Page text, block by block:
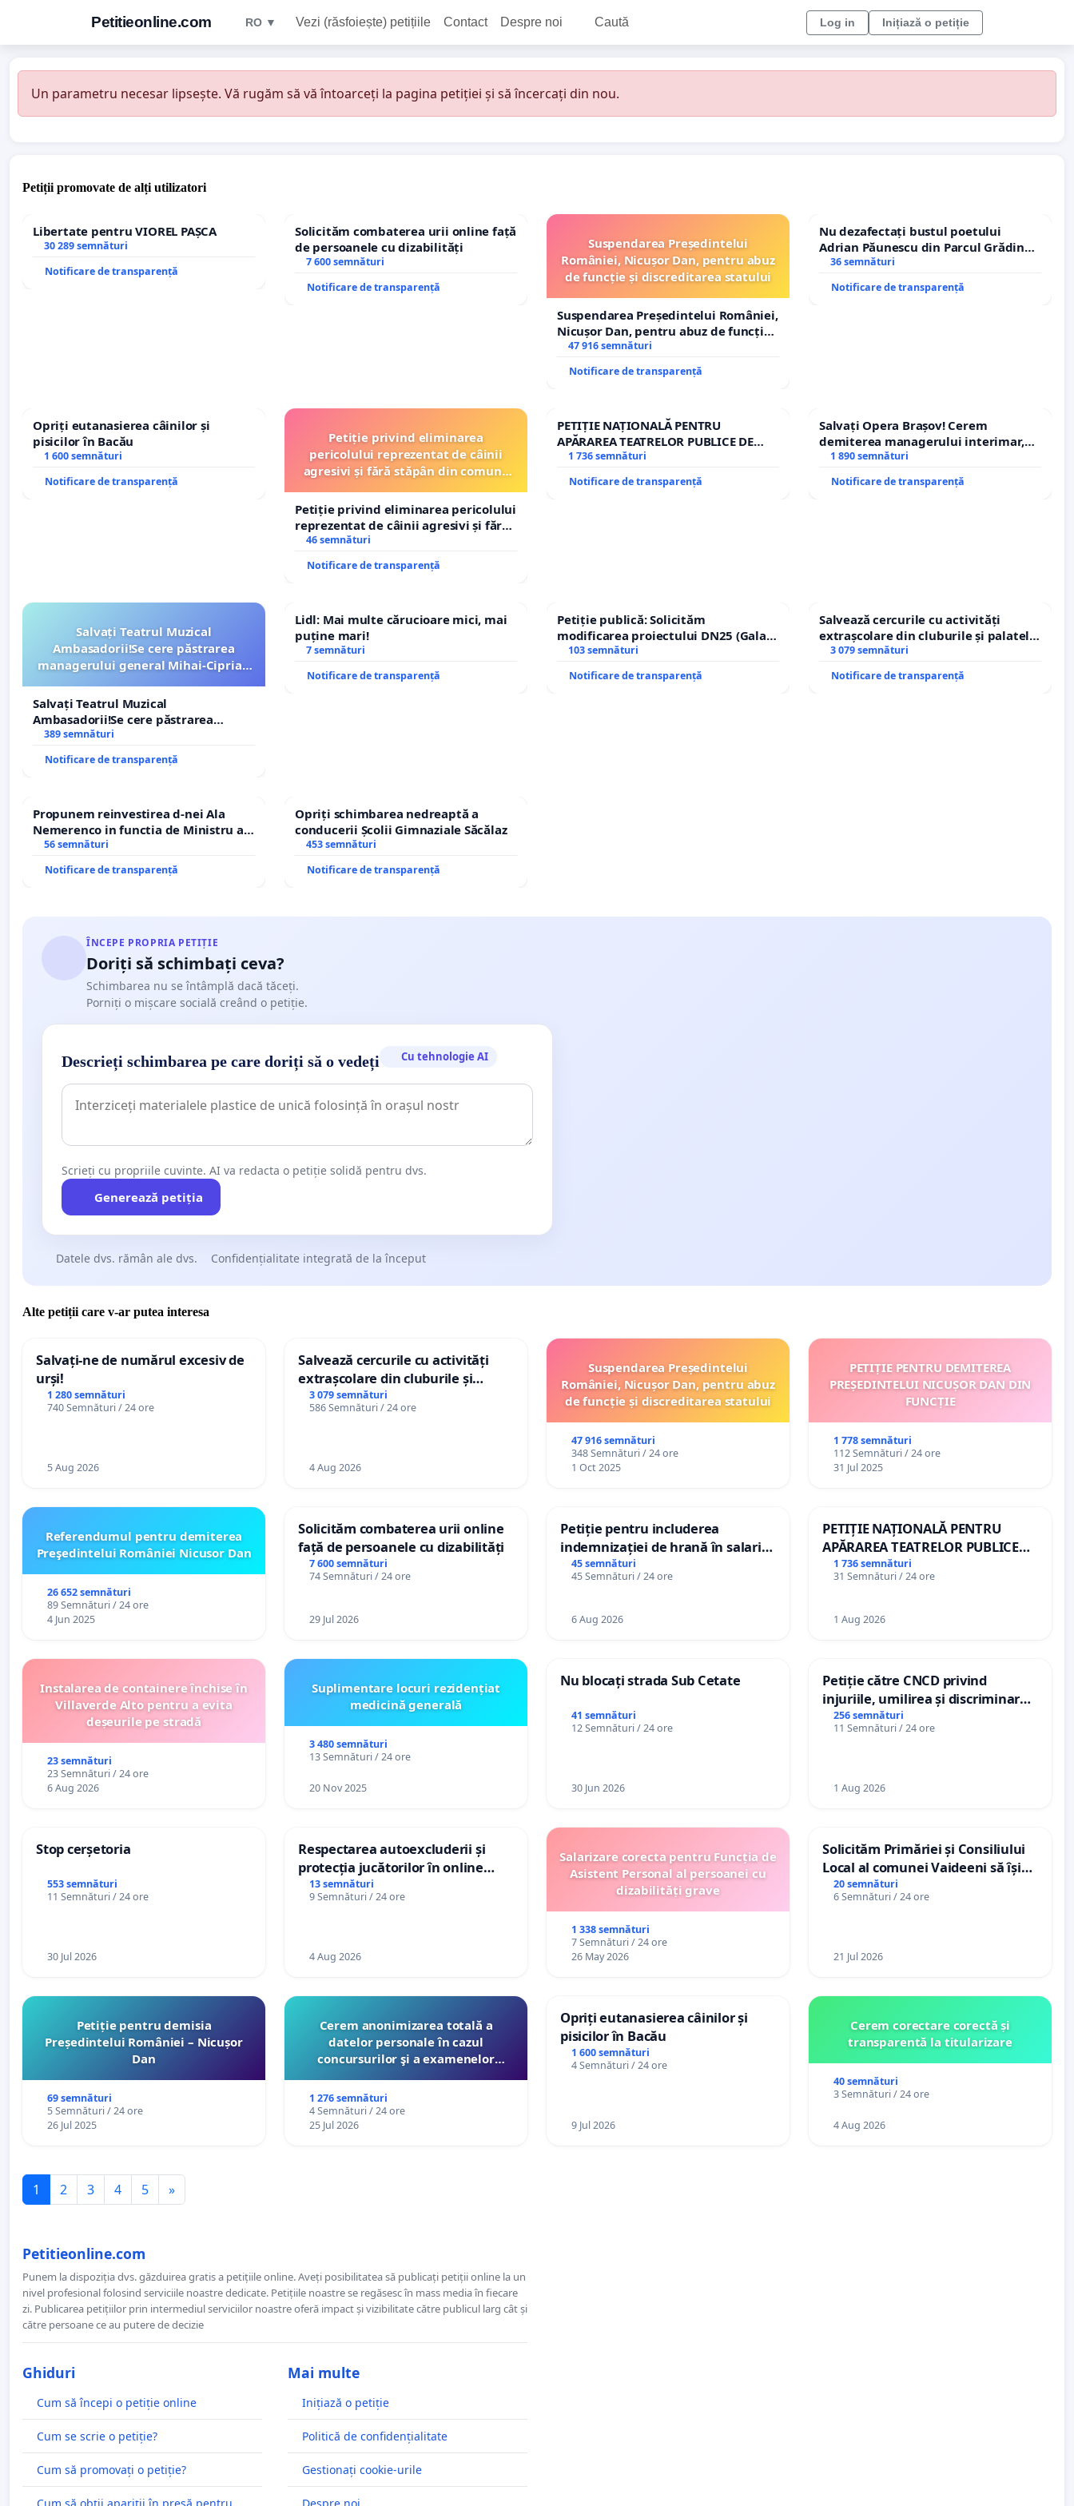
Petitieonline.com RO ▼ Vezi (răsfoiește) petițiile Contact Despre noi Caută Log in Inițiază o petiție
Un parametru necesar lipsește. Vă rugăm să vă întoarceți la pagina petiției și să încercați din nou.
Petiții promovate de alți utilizatori
Libertate pentru VIOREL PAȘCA
30 289 semnături
Notificare de transparență
Solicităm combaterea urii online față
de persoanele cu dizabilități
7 600 semnături
Notificare de transparență
Suspendarea Președintelui
României, Nicușor Dan, pentru abuz
de funcție și discreditarea statului
Suspendarea Președintelui României,
Nicușor Dan, pentru abuz de funcție
și discreditarea statului
47 916 semnături
Notificare de transparență
Nu dezafectați bustul poetului
Adrian Păunescu din Parcul Grădina
Icoanei! Stop cenzurii culturale!
36 semnături
Notificare de transparență
Opriți eutanasierea câinilor și
pisicilor în Bacău
1 600 semnături
Notificare de transparență
Petiție privind eliminarea
pericolului reprezentat de câinii
agresivi și fără stăpân din comuna
Petiție privind eliminarea pericolului
reprezentat de câinii agresivi și fără
stăpân din comuna Tunari
46 semnături
Notificare de transparență
PETIȚIE NAȚIONALĂ PENTRU
APĂRAREA TEATRELOR PUBLICE DE
REPERTORIU DIN ROMÂNIA
1 736 semnături
Notificare de transparență
Salvați Opera Brașov! Cerem
demiterea managerului interimar,
Petrean Lucian-Marius!
1 890 semnături
Notificare de transparență
Salvați Teatrul Muzical
Ambasadorii!Se cere păstrarea
managerului general Mihai-Ciprian
Salvați Teatrul Muzical
Ambasadorii!Se cere păstrarea
managerului general Mihai-Ciprian
ROGOJAN
389 semnături
Notificare de transparență
Lidl: Mai multe cărucioare mici, mai
puține mari!
7 semnături
Notificare de transparență
Petiție publică: Solicităm
modificarea proiectului DN25 (Galați
– Hanu Conachi) prin devierea
traseului în afara localităților!
103 semnături
Notificare de transparență
Salvează cercurile cu activități
extrașcolare din cluburile și palatele
copiilor
3 079 semnături
Notificare de transparență
Propunem reinvestirea d-nei Ala
Nemerenco in functia de Ministru al
Sanatatii
56 semnături
Notificare de transparență
Opriți schimbarea nedreaptă a
conducerii Școlii Gimnaziale Săcălaz
453 semnături
Notificare de transparență
ÎNCEPE PROPRIA PETIȚIE
Doriți să schimbați ceva?
Schimbarea nu se întâmplă dacă tăceți.
Porniți o mișcare socială creând o petiție.
Descrieți schimbarea pe care doriți să o vedeți Cu tehnologie AI
Scrieți cu propriile cuvinte. AI va redacta o petiție solidă pentru dvs.
Generează petiția
Datele dvs. rămân ale dvs. Confidențialitate integrată de la început
Alte petiții care v-ar putea interesa
Salvați-ne de numărul excesiv de
urși!
1 280 semnături
740 Semnături / 24 ore
5 Aug 2026
Salvează cercurile cu activități
extrașcolare din cluburile și
palatele copiilor
3 079 semnături
586 Semnături / 24 ore
4 Aug 2026
Suspendarea Președintelui
României, Nicușor Dan, pentru abuz
de funcție și discreditarea statului
47 916 semnături
348 Semnături / 24 ore
1 Oct 2025
PETIȚIE PENTRU DEMITEREA
PREȘEDINTELUI NICUȘOR DAN DIN
FUNCȚIE
1 778 semnături
112 Semnături / 24 ore
31 Jul 2025
Referendumul pentru demiterea
Preşedintelui României Nicusor Dan
26 652 semnături
89 Semnături / 24 ore
4 Jun 2025
Solicităm combaterea urii online
față de persoanele cu dizabilități
7 600 semnături
74 Semnături / 24 ore
29 Jul 2026
Petiție pentru includerea
indemnizației de hrană în salariul
de bază și protejarea gradațiilor
de vechime pentru asistenții
45 semnături
45 Semnături / 24 ore
6 Aug 2026
PETIȚIE NAȚIONALĂ PENTRU
APĂRAREA TEATRELOR PUBLICE
DE REPERTORIU DIN ROMÂNIA
1 736 semnături
31 Semnături / 24 ore
1 Aug 2026
Instalarea de containere închise în
Villaverde Alto pentru a evita
deșeurile pe stradă
23 semnături
23 Semnături / 24 ore
6 Aug 2026
Suplimentare locuri rezidențiat
medicină generală
3 480 semnături
13 Semnături / 24 ore
20 Nov 2025
Nu blocați strada Sub Cetate
41 semnături
12 Semnături / 24 ore
30 Jun 2026
Petiție către CNCD privind
injuriile, umilirea și discriminarea
persoanelor cu dizabilități de
către utilizatorul TikTok „Gorici”
256 semnături
11 Semnături / 24 ore
1 Aug 2026
Stop cerșetoria
553 semnături
11 Semnături / 24 ore
30 Jul 2026
Respectarea autoexcluderii și
protecția jucătorilor în online
casino
13 semnături
9 Semnături / 24 ore
4 Aug 2026
Salarizare corecta pentru Funcția de
Asistent Personal al persoanei cu
dizabilități grave
1 338 semnături
7 Semnături / 24 ore
26 May 2026
Solicităm Primăriei și Consiliului
Local al comunei Vaideeni să își
exercite efectiv atribuțiile legale
și să reprezinte interesele
20 semnături
6 Semnături / 24 ore
21 Jul 2026
Petiție pentru demisia
Președintelui României – Nicușor
Dan
69 semnături
5 Semnături / 24 ore
26 Jul 2025
Cerem anonimizarea totală a
datelor personale în cazul
concursurilor şi a examenelor
către Ministerul Educaţiei
1 276 semnături
4 Semnături / 24 ore
25 Jul 2026
Opriți eutanasierea câinilor și
pisicilor în Bacău
1 600 semnături
4 Semnături / 24 ore
9 Jul 2026
Cerem corectare corectă și
transparentă la titularizare
40 semnături
3 Semnături / 24 ore
4 Aug 2026
1 2 3 4 5 »
Petitieonline.com
Punem la dispoziția dvs. găzduirea gratis a petițiile online. Aveți posibilitatea să publicați petiții online la un
nivel profesional folosind serviciile noastre dedicate. Petițiile noastre se regăsesc în mass media în fiecare
zi. Publicarea petițiilor prin intermediul serviciilor noastre oferă impact și vizibilitate către publicul larg cât și
către persoane ce au putere de decizie
Ghiduri
Cum să începi o petiție online
Cum se scrie o petiție?
Cum să promovați o petiție?
Mai multe
Inițiază o petiție
Politică de confidențialitate
Gestionați cookie-urile